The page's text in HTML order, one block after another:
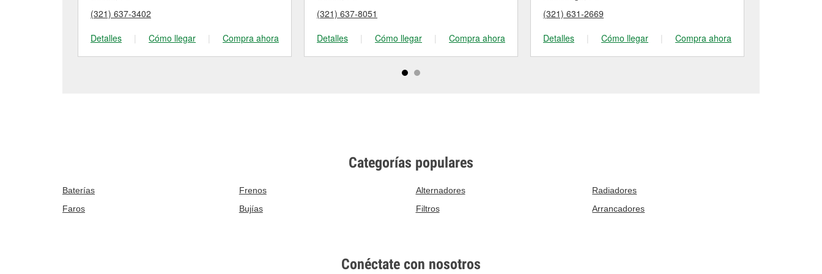
(321) 637-3402
Detalles
| Cómo llegar | Compra ahora
(321) 637-8051
Detalles
| Cómo llegar | Compra ahora
(321) 631-2669
Detalles
| Cómo llegar | Compra ahora
Categorías populares
Baterías Frenos Alternadores
Radiadores
Faros
Bujías Filtros Arrancadores
Conéctate con nosotros